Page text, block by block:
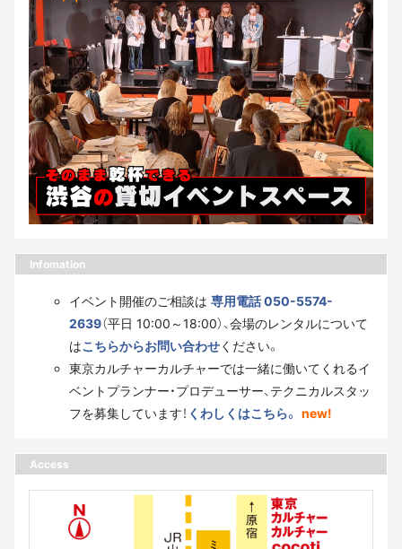
Infomation
イベント開催のご相談は 専用電話 050-5574-
2639（平日 10:00～18:00）、会場のレンタルについて
はこちらからお問い合わせください。
東京カルチャーカルチャーでは一緒に働いてくれるイ
ベントプランナー・プロデューサー、テクニカルスタッ
フを募集しています！ くわしくはこちら。 new!
Access